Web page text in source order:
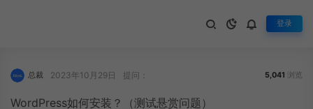
登录
总裁 2023年10月29日 提问： 5,041 浏览
WordPress如何安装？（测试悬赏问题）